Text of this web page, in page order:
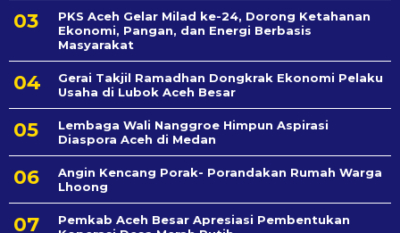
PKS Aceh Gelar Milad ke-24, Dorong Ketahanan
Ekonomi, Pangan, dan Energi Berbasis
Masyarakat
Gerai Takjil Ramadhan Dongkrak Ekonomi Pelaku
Usaha di Lubok Aceh Besar
Lembaga Wali Nanggroe Himpun Aspirasi
Diaspora Aceh di Medan
Angin Kencang Porak- Porandakan Rumah Warga
Lhoong
Pemkab Aceh Besar Apresiasi Pembentukan